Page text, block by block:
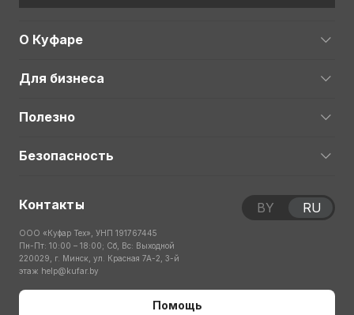
О Куфаре
Для бизнеса
Полезно
Безопасность
Контакты
ООО «Куфар Тех», УНП 191767445
Пн-Пт: 10:00 – 18:00; Сб, Вс: Выходной
220029, г. Минск, ул. Красная 7А-2, 3-й
этаж help@kufar.by
Помощь
BY RU